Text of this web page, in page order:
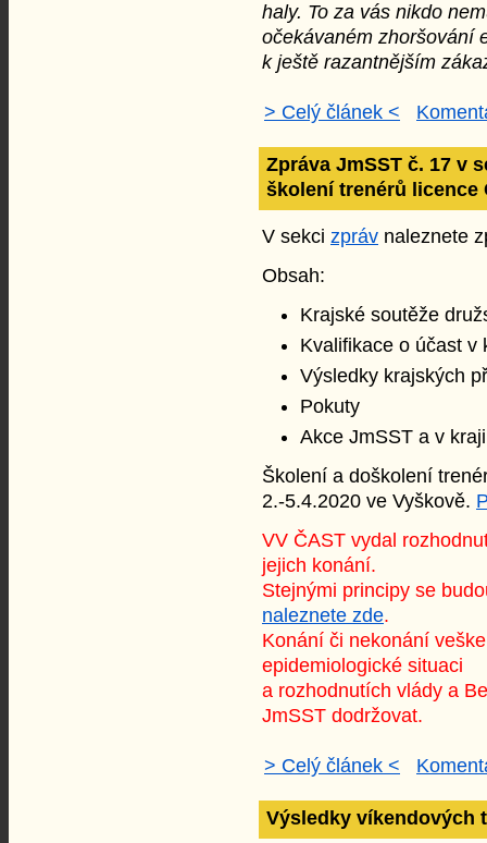
haly. To za vás nikdo
očekávaném zhoršování
k ještě razantnějším
> Celý článek <
Zpráva JmSST č. 17 v
školení trenérů licence
V sekci zpráv naleznete
Obsah:
Krajské soutěže
Kvalifikace o účast v
Výsledky krajských
Pokuty
Akce JmSST a v kraji
Školení a doškolení
2.-5.4.2020 ve Vyškově.
VV ČAST vydal
jejich konání.
Stejnými principy se
naleznete zde.
Konání či nekonání
epidemiologické situaci
a rozhodnutích vlády a
JmSST dodržovat.
> Celý článek <
Výsledky víkendových